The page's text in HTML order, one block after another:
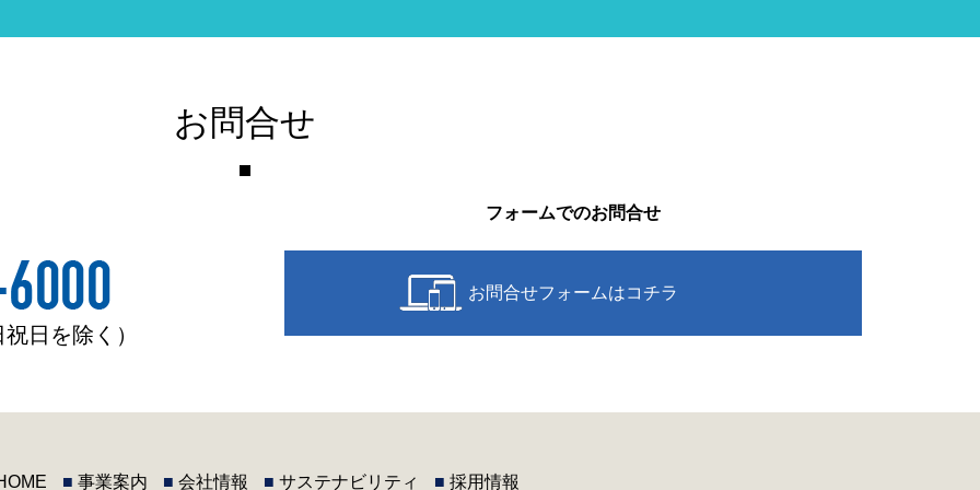
お問合せ
日を除く）
フォームでのお問合せ
お問合せフォームはコチラ
■ 事業案内 ■ 会社情報 ■ サステナビリティ ■ 採用情報